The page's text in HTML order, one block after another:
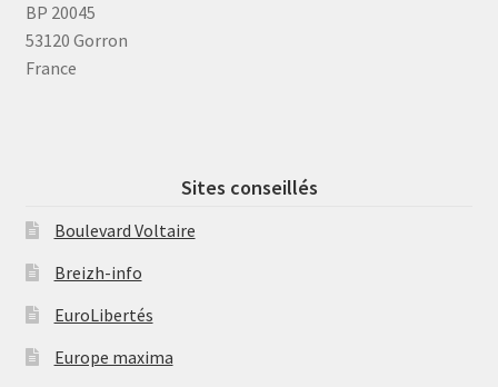
BP 20045
53120 Gorron
France
Sites conseillés
Boulevard Voltaire
Breizh-info
EuroLibertés
Europe maxima